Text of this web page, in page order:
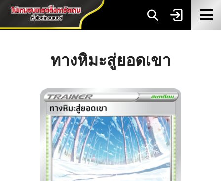
ทางหิมะสู่ยอดเขา